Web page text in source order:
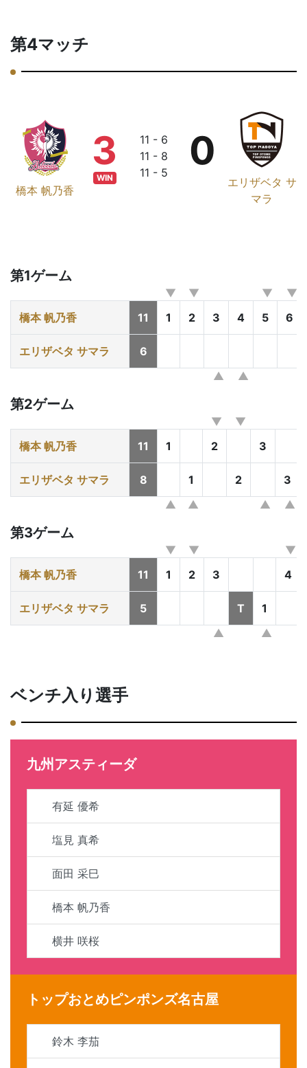
第4マッチ
橋本 帆乃香
3
WIN
11 - 6
11 - 8
11 - 5
エリザベタ サ
マラ
0
第1ゲーム
橋本 帆乃香 11 1 2 3 4 5 6
エリザベタ サマラ 6
第2ゲーム
橋本 帆乃香 11 1 2 3
エリザベタ サマラ 8 1 2 3
第3ゲーム
橋本 帆乃香 11 1 2 3 4
エリザベタ サマラ 5 T 1
ベンチ入り選手
九州アスティーダ
有延 優希
塩見 真希
面田 采巳
橋本 帆乃香
横井 咲桜
トップおとめピンポンズ名古屋
鈴木 李茄